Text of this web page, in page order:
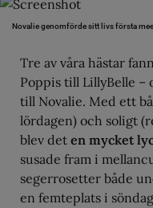
Novalie genomförde sitt livs första
Tre av våra hästar
Poppis till LillyBelle –
till Novalie. Med ett
lördagen) och soligt
blev det en mycket
susade fram i
segerrosetter både
en femteplats i